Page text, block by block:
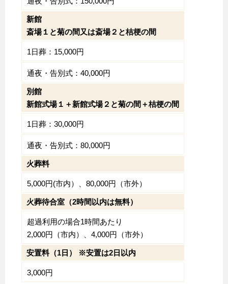
新館
斎場１と菊の間又は斎場２と桔梗の間
1日葬：15,000円
通夜・告別式：40,000円
別館
新館式場１＋新館式場２と菊の間＋桔梗の間
1日葬：30,000円
通夜・告別式：80,000円
火葬料
5,000円(市内）、80,000円（市外）
火葬待合室（2時間以内は無料）
超過利用の場合1時間あたり
2,000円（市内）、4,000円（市外）
安置料（1日） ※安置は2日以内
3,000円